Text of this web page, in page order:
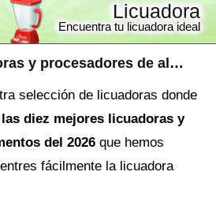
Las mejores licuadoras y procesadores de alimentos
Licuadora
Encuentra tu licuadora ideal
selección de licuadoras donde
las diez mejores licuadoras y
del 2026 que hemos
fácilmente la licuadora